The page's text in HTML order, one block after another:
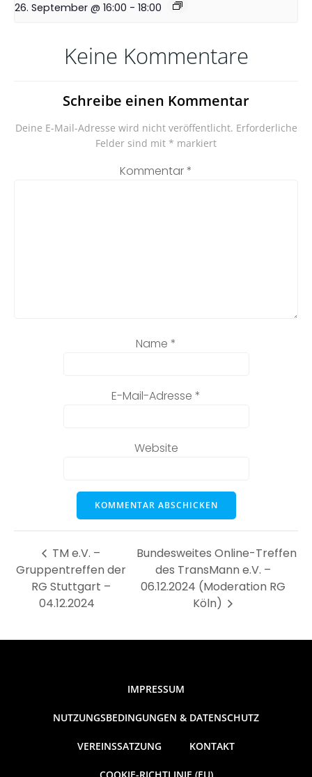
26. September @ 16:00 - 18:00
Keine Kommentare
Schreibe einen Kommentar
Deine E-Mail-Adresse wird nicht veröffentlicht. Erforderliche
Felder sind mit * markiert
Kommentar*
Name *
E-Mail-Adresse *
Website
TM e.V. –
Gruppentreffen der
RG Stuttgart –
04.12.2024
Bundesweites Online-Treffen
des TransMann e.V. –
06.12.2024 (Moderation RG
Köln)
IMPRESSUM
NUTZUNGSBEDINGUNGEN & DATENSCHUTZ
VEREINSSATZUNG KONTAKT